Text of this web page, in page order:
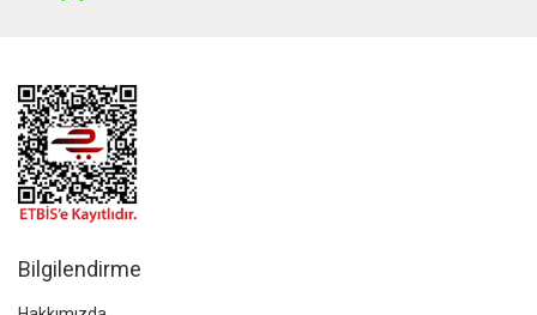
Bilgilendirme